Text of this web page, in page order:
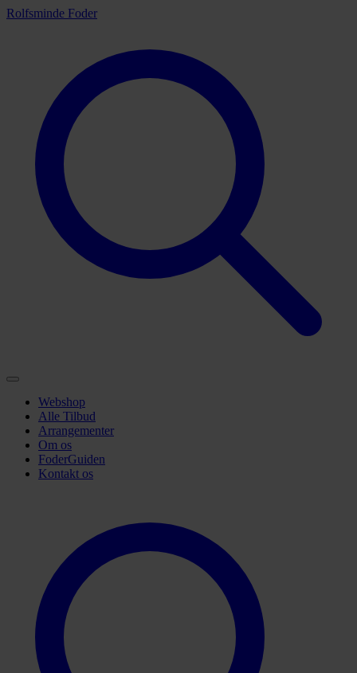
Rolfsminde Foder
Webshop
Alle Tilbud
Arrangementer
Om os
FoderGuiden
Kontakt os